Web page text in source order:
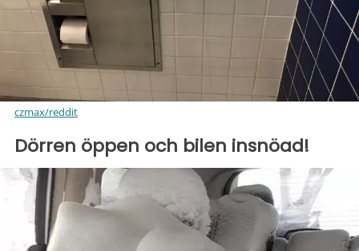
czmax/reddit
Dörren öppen och bilen insnöad!